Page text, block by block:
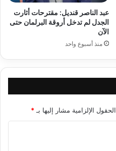
عبد الناصر قنديل: مقترحات أثارت
الجدل لم تدخل أروقة البرلمان حتى
الآن
منذ أسبوع واحد
الحقول الإلزامية مشار إليها بـ *